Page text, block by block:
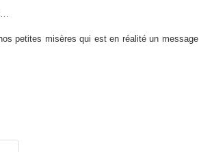
petites misères qui est en réalité un message